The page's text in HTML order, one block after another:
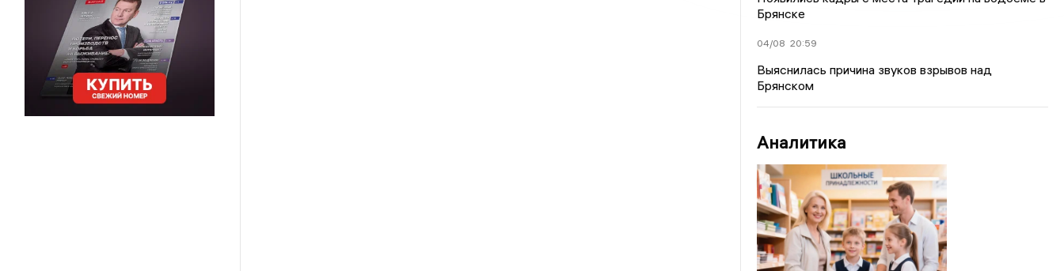
Брянске
04/08 20:59
Выяснилась причина звуков взрывов над
Брянском
Аналитика